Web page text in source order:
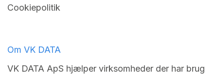
Cookiepolitik
Om VK DATA
VK DATA ApS hjælper virksomheder der har brug